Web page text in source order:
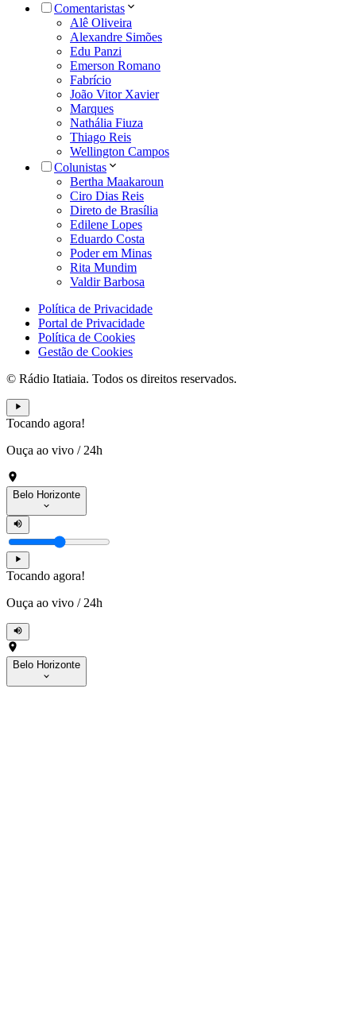
Comentaristas
Alê Oliveira
Alexandre Simões
Edu Panzi
Emerson Romano
Fabrício
João Vitor Xavier
Marques
Nathália Fiuza
Thiago Reis
Wellington Campos
Colunistas
Bertha Maakaroun
Ciro Dias Reis
Direto de Brasília
Edilene Lopes
Eduardo Costa
Poder em Minas
Rita Mundim
Valdir Barbosa
Política de Privacidade
Portal de Privacidade
Política de Cookies
Gestão de Cookies
© Rádio Itatiaia. Todos os direitos reservados.
Tocando agora!
Ouça ao vivo / 24h
Belo Horizonte
Tocando agora!
Ouça ao vivo / 24h
Belo Horizonte